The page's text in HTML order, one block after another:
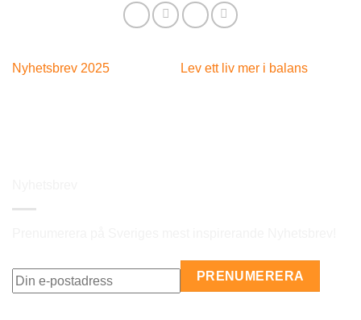
Nyhetsbrev 2025 Lev ett liv mer i balans